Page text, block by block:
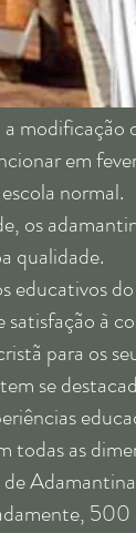
em
normal.
qualidade.
do
à
para os
se
as
Adamantina
500